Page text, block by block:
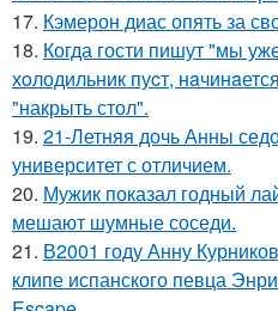
17. Кэмерон диас опять за
18. Когда гости пишут "мы
хoлодильник пуcт,
"накрыть стол".
19. 21-Летняя дочь Анны
университет с отличием.
20. Мужик показал годный
мешают шумные соседи.
21. В2001 году Анну
клипе испанского певца